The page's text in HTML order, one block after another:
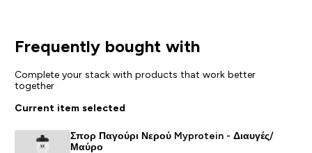
Frequently bought with
Complete your stack with products that work better
together
Current item selected
Σπορ Παγούρι Νερού Myprotein - Διαυγές/
Μαύρο